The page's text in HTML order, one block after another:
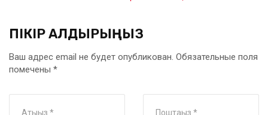
ПІКІР ҚАЛДЫРЫҢЫЗ
Ваш адрес email не будет опубликован. Обязательные поля
помечены *